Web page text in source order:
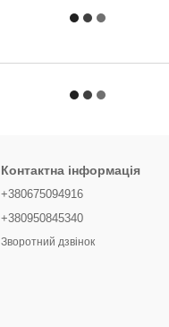
Контактна інформація
+380675094916
+380950845340
Зворотний дзвінок